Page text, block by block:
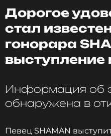
Дорогое
стал
гонорара
выступление
Информация об
обнаружена в
Певец SHAMAN